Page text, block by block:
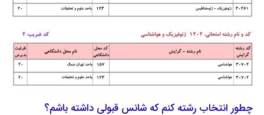
چطور انتخاب رشته کنم که شانس قبولی داشته باشم؟